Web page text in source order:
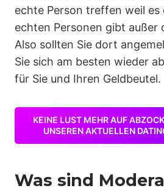
echte Person treffen weil
echten Personen gibt außer
Also sollten Sie dort
Sie sich am besten wieder
für Sie und Ihren Geldbeutel.
KEINE LUST MEHR AUF
UNSEREN AKTUELLEN
Was sind